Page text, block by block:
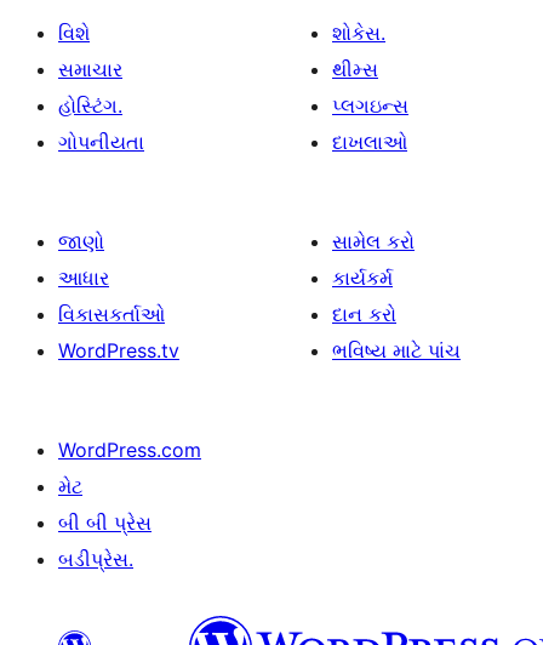
વિશે
સમાચાર
હોસ્ટિંગ.
ગોપનીયતા
શોકેસ.
થીમ્સ
પ્લગઇન્સ
દાખલાઓ
જાણો
આધાર
વિકાસકર્તાઓ
WordPress.tv
સામેલ કરો
કાર્યકર્મ
દાન કરો
ભવિષ્ય માટે પાંચ
WordPress.com
મેટ
બી બી પ્રેસ
બડીપ્રેસ.